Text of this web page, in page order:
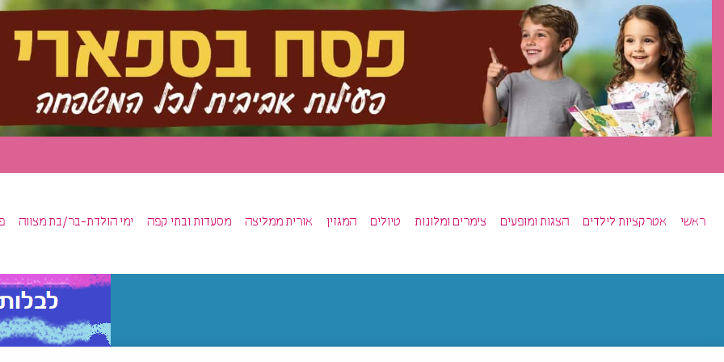
ראשי אטרקציות לילדים הצגות ומופעים צימרים ומלונות טיולים המגזין אורית ממליצה מסעדות ובתי קפה ימי הולדת-בר/בת מצווה